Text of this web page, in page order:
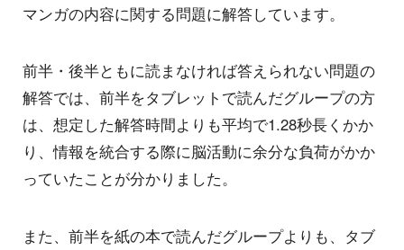
マンガの内容に関する問題に解答しています。
前半・後半ともに読まなければ答えられない問題の
解答では、前半をタブレットで読んだグループの方
は、想定した解答時間よりも平均で1.28秒長くかか
り、情報を統合する際に脳活動に余分な負荷がかか
っていたことが分かりました。
また、前半を紙の本で読んだグループよりも、タブ